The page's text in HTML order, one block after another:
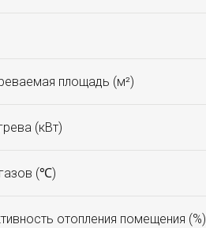
площадь (м²)
(кВт)
(℃)
отопления помещения (%)